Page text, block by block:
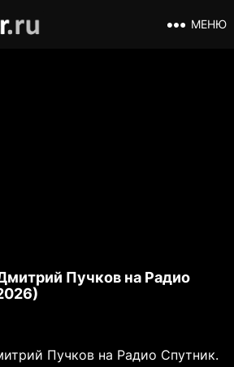
МЕНЮ
Пучков на Радио
Пучков на Радио Спутник.